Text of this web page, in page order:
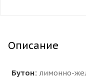
Описание
Бутон: лимонно-